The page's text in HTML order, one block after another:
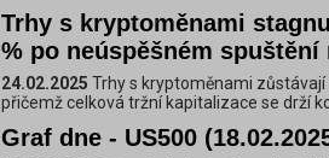
Trhy s kryptoměnami
% po neúspěšném spuštění
24.02.2025 Trhy s kryptoměnami
přičemž celková tržní kapitalizace se drží
Graf dne - US500